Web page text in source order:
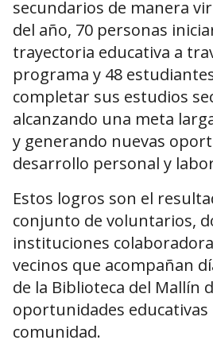
secundarios de manera
del año, 70 personas
trayectoria educativa a
programa y 48
completar sus estudios
alcanzando una meta
y generando nuevas
desarrollo personal y
Estos logros son el
conjunto de voluntarios,
instituciones
vecinos que acompañan
de la Biblioteca del Mallín
oportunidades educativas
comunidad.